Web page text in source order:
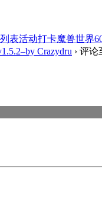
表活动打卡魔兽世界
Crazydru › 评论